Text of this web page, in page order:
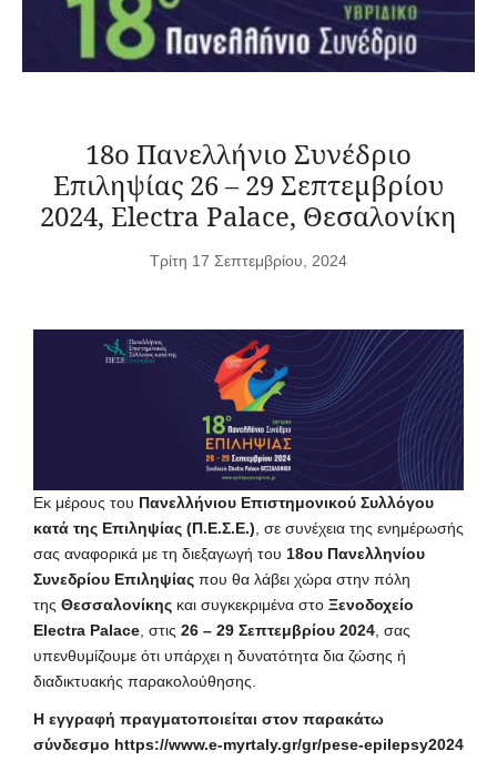
18ο Πανελλήνιο Συνέδριο
Επιληψίας 26 – 29 Σεπτεμβρίου
2024, Electra Palace, Θεσαλονίκη
Τρίτη 17 Σεπτεμβρίου, 2024
Εκ μέρους του Πανελλήνιου Επιστημονικού Συλλόγου
κατά της Επιληψίας (Π.Ε.Σ.Ε.) , σε συνέχεια της ενημέρωσής
σας αναφορικά με τη διεξαγωγή του 18ου Πανελληνίου
Συνεδρίου Επιληψίας που θα λάβει χώρα στην πόλη
της Θεσσαλονίκης και συγκεκριμένα στο Ξενοδοχείο
Electra Palace , στις 26 – 29 Σεπτεμβρίου 2024 , σας
υπενθυμίζουμε ότι υπάρχει η δυνατότητα δια ζώσης ή
διαδικτυακής παρακολούθησης.
Η εγγραφή πραγματοποιείται στον παρακάτω
σύνδεσμο https://www.e-myrtaly.gr/gr/pese-epilepsy2024